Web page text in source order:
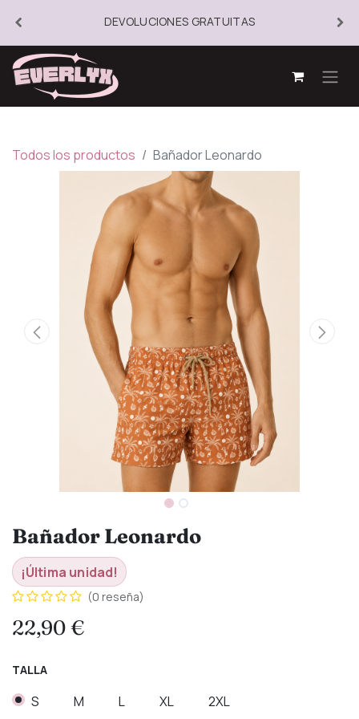
DEVOLUCIONES GRATUITAS
Todos los productos Bañador Leonardo
Bañador Leonardo
¡Última unidad!
(0 reseña)
22,90€
TALLA
S M L XL 2XL